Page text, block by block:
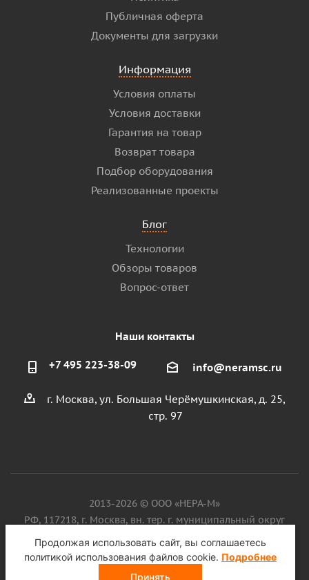
Публичная оферта
Документы для загрузки
Информация
Условия оплаты
Условия доставки
Гарантия на товар
Возврат товара
Подбор оборудования
Реализованные проекты
Блог
Технологии
Обзоры товаров
Вопрос-ответ
Наши контакты
+7 495 223-38-09 info@neramsc.ru
г. Москва, ул. Большая Черёмушкинская, д. 25,
стр. 97
2013-2026 © ООО «НЕРА-М»
РФ, 117218, г. Москва, вн. тер. г. муниципальный округ
Котловка, ул. Большая Черёмушкинская, д. 25, стр. 97, ИНН
9718086924, ОГРН 1187746099750
Продолжая использовать сайт, вы соглашаетесь
политикой использования файлов cookie. Подробнее
Принять